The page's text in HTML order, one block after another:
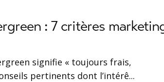
: 7 critères
signifie « toujours frais,
pertinents dont l’intérê...